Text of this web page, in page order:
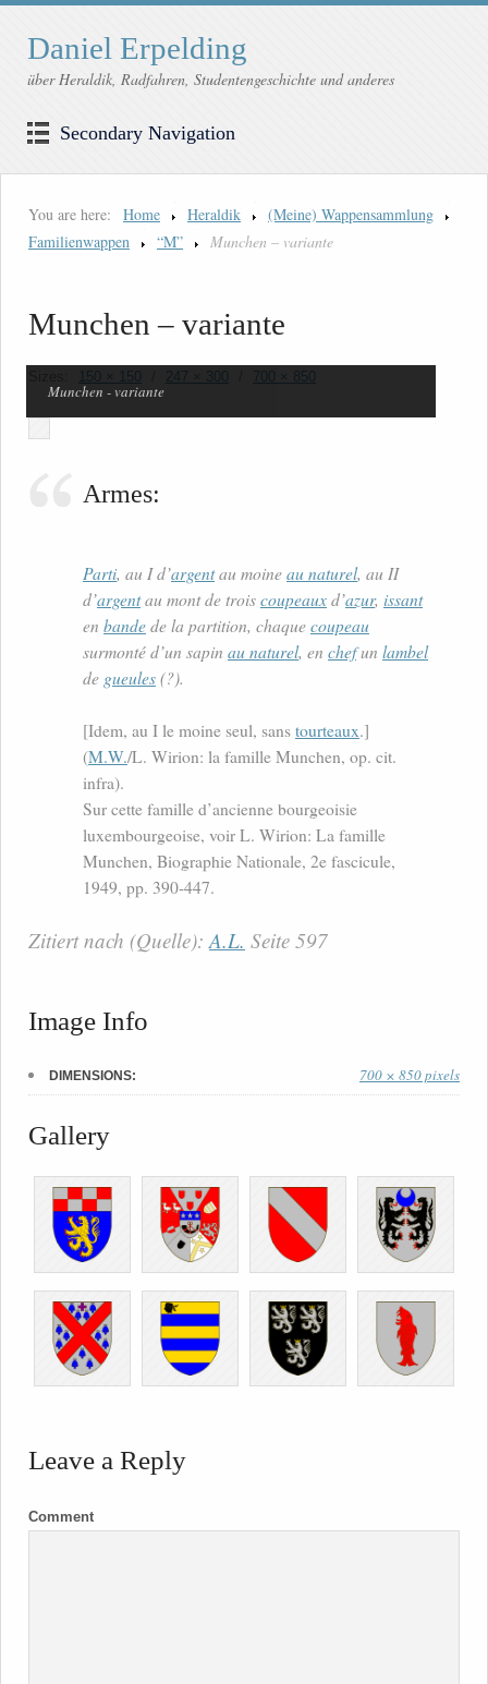
Daniel Erpelding
über Heraldik, Radfahren, Studentengeschichte und anderes
Secondary Navigation
You are here: Home Heraldik
(Meine) Wappensammlung
Familienwappen
“M” Munchen – variante
Munchen – variante
150 × 150 247 × 300 700 × 850
Munchen - variante
Armes:
Parti, au I d’argentau moineau naturel, au II
d’argentau mont de troiscoupeauxd’azur, issant
en bandede la partition, chaquecoupeau
surmonté d’un sapin au naturel, en chefun lambel
de gueules(?).
[Idem, au I le moine seul, sans tourteaux.]
(M.W./L. Wirion: la famille Munchen, op. cit.
infra).
Sur cette famille d’ancienne bourgeoisie
luxembourgeoise, voir L. Wirion: La famille
Munchen, Biographie Nationale, 2e fascicule,
1949, pp. 390-447.
Zitiert nach (Quelle):A.L. Seite 597
Image Info
DIMENSIONS: 700 × 850 pixels
Gallery
Leave a Reply
Comment